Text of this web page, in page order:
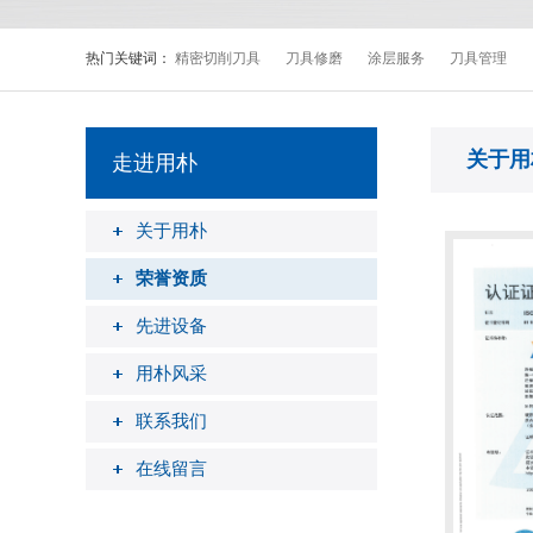
热门关键词： 精密切削刀具 刀具修磨 涂层服务 刀具管理
走进用朴
关于用朴
荣誉资质
先进设备
用朴风采
联系我们
在线留言
关于